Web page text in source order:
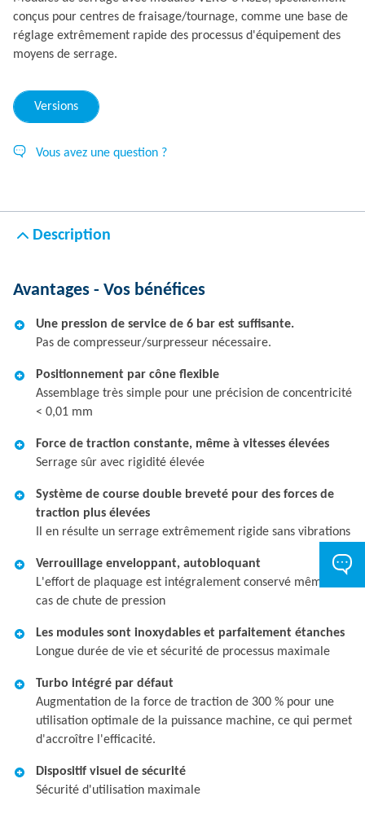
conçus pour centres de fraisage/tournage, comme une base de
réglage extrêmement rapide des processus d'équipement des
moyens de serrage.
Versions
Vous avez une question ?
Description
Avantages - Vos bénéfices
Une pression de service de 6 bar est suffisante.
Pas de compresseur/surpresseur nécessaire.
Positionnement par cône flexible
Assemblage très simple pour une précision de concentricité
< 0,01 mm
Force de traction constante, même à vitesses élevées
Serrage sûr avec rigidité élevée
Système de course double breveté pour des forces de
traction plus élevées
Il en résulte un serrage extrêmement rigide sans vibrations
Verrouillage enveloppant, autobloquant
L'effort de plaquage est intégralement conservé même en
cas de chute de pression
Les modules sont inoxydables et parfaitement étanches
Longue durée de vie et sécurité de processus maximale
Turbo intégré par défaut
Augmentation de la force de traction de 300 % pour une
utilisation optimale de la puissance machine, ce qui permet
d'accroître l'efficacité.
Dispositif visuel de sécurité
Sécurité d'utilisation maximale